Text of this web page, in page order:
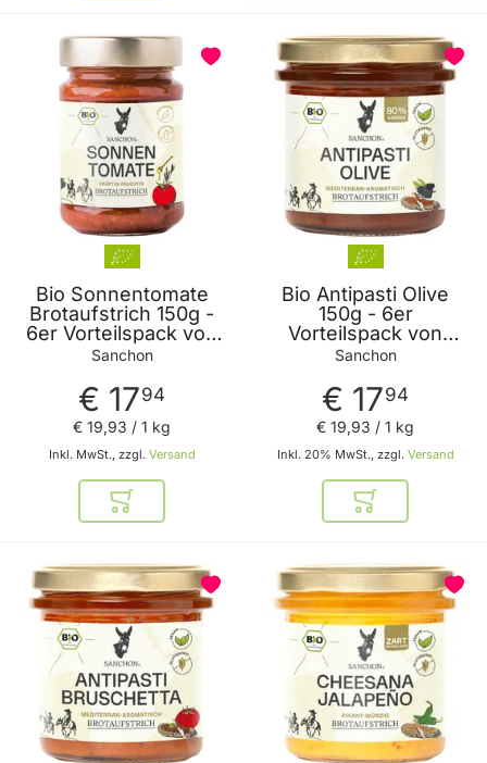
Bio Sonnentomate
Brotaufstrich 150g -
6er Vorteilspack von
Sanchon
Sanchon
€ 1794
Inkl. MwSt., zzgl. Versand
€ 19,93 / 1 kg
In den Warenkorb
Bio Antipasti Olive
150g - 6er
Vorteilspack von
Sanchon
Sanchon
€ 1794
Inkl. 20% MwSt., zzgl. Versand
€ 19,93 / 1 kg
In den